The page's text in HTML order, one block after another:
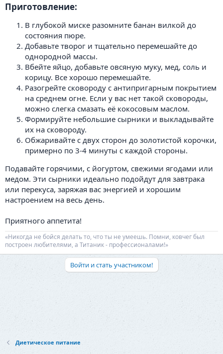
Приготовление:​
В глубокой миске разомните банан вилкой до
состояния пюре.
Добавьте творог и тщательно перемешайте до
однородной массы.
Вбейте яйцо, добавьте овсяную муку, мед, соль и
корицу. Все хорошо перемешайте.
Разогрейте сковороду с антипригарным покрытием
на среднем огне. Если у вас нет такой сковороды,
можно слегка смазать её кокосовым маслом.
Формируйте небольшие сырники и выкладывайте
их на сковороду.
Обжаривайте с двух сторон до золотистой корочки,
примерно по 3-4 минуты с каждой стороны.
Подавайте горячими, с йогуртом, свежими ягодами или
медом. Эти сырники идеально подойдут для завтрака
или перекуса, заряжая вас энергией и хорошим
настроением на весь день.
Приятного аппетита!
«Никогда не бойся делать то, что ты не умеешь. Помни, ковчег был
построен любителями, а Титаник - профессионалами!»
Войти и стать участником!
Диетическое питание